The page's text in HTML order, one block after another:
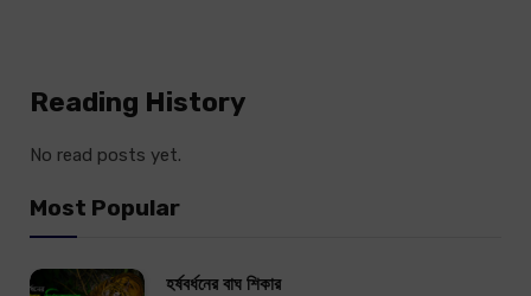
Reading History
No read posts yet.
Most Popular
হর্ষবর্ধনের বাঘ শিকার